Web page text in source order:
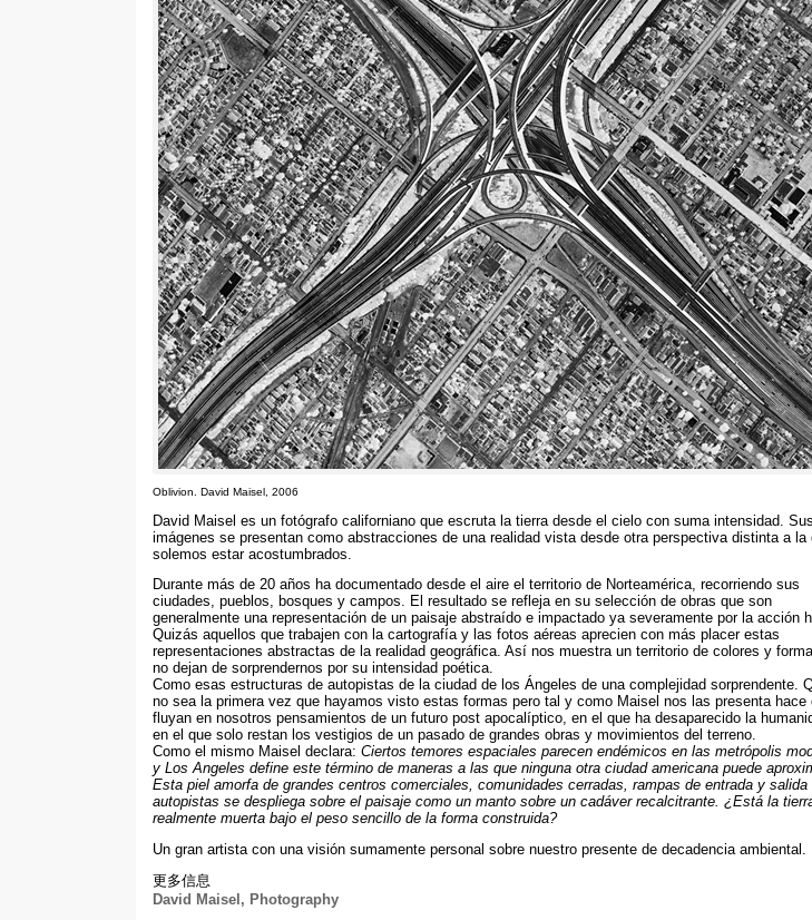
Oblivion David Maisel , 2006
David Maisel es un fotógrafo californiano que escruta la tierra desde el cielo con suma intensidad Sus
imágenes se presentan como abstracciones de una realidad vista desde otra perspectiva distinta a la
solemos estar acostumbrados
Durante más de 20 años ha documentado desde el aire el territorio de Norteamérica, recorriendo sus
ciudades, pueblos, bosques y campos. El resultado se refleja en su selección de obras que son
generalmente una representación de un paisaje abstraído e impactado ya severamente por la acción
Quizás aquellos que trabajen con la cartografía y las fotos aéreas aprecien con más placer estas
representaciones abstractas de la realidad geográfica. Así nos muestra un territorio de colores y
no dejan de sorprendernos por su intensidad poética.
Como esas estructuras de autopistas de la ciudad de los Ángeles de una complejidad sorprendente.
no sea la primera vez que hayamos visto estas formas pero tal y como Maisel nos las presenta hace
fluyan en nosotros pensamientos de un futuro post apocalíptico, en el que ha desaparecido la
en el que solo restan los vestigios de un pasado de grandes obras y movimientos del terreno.
Como el mismo Maisel declara: Ciertos temores espaciales parecen endémicos en las metrópolis
y Los Angeles define este término de maneras a las que ninguna otra ciudad americana puede
Esta piel amorfa de grandes centros comerciales, comunidades cerradas, rampas de entrada y salida
autopistas se despliega sobre el paisaje como un manto sobre un cadáver recalcitrante. ¿Está la
realmente muerta bajo el peso sencillo de la forma construida?
Un gran artista con una visión sumamente personal sobre nuestro presente de decadencia ambiental .
更多信息
David Maisel , Photography